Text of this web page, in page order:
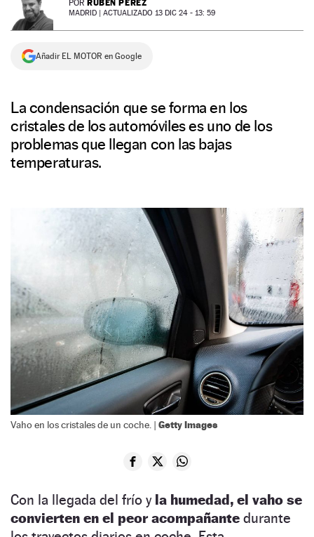
NEWSLETTER
SÍGUENOS
POR RUBÉN PÉREZ
MADRID | ACTUALIZADO 13 DIC 24 - 13: 59
Añadir EL MOTOR en Google
La condensación que se forma en los
cristales de los automóviles es uno de los
problemas que llegan con las bajas
temperaturas.
Vaho en los cristales de un coche. | Getty Images
Con la llegada del frío y la humedad, el vaho se
convierten en el peor acompañante durante